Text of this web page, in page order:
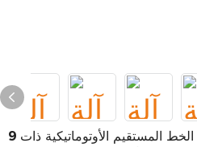
آلة حواف الزجاج ذات الخط المستقيم الأوتوماتيكية ذات 9